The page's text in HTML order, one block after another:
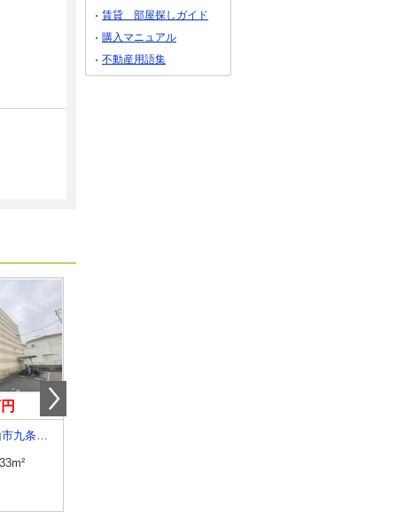
奈良県大和郡山市九条平野町
賃貸 部屋探しガイド
購入マニュアル
不動産用語集